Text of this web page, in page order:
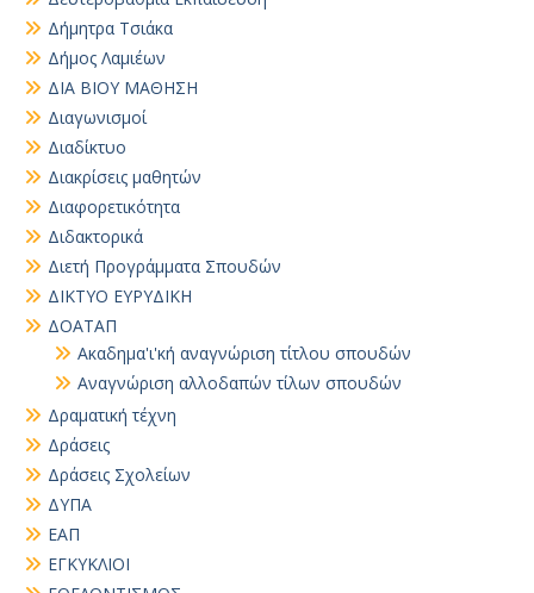
Δήμητρα Τσιάκα
Δήμος Λαμιέων
ΔΙΑ ΒΙΟΥ ΜΑΘΗΣΗ
Διαγωνισμοί
Διαδίκτυο
Διακρίσεις μαθητών
Διαφορετικότητα
Διδακτορικά
Διετή Προγράμματα Σπουδών
ΔΙΚΤΥΟ ΕΥΡΥΔΙΚΗ
ΔΟΑΤΑΠ
Ακαδημα'ι'κή αναγνώριση τίτλου σπουδών
Αναγνώριση αλλοδαπών τίλων σπουδών
Δραματική τέχνη
Δράσεις
Δράσεις Σχολείων
ΔΥΠΑ
ΕΑΠ
ΕΓΚΥΚΛΙΟΙ